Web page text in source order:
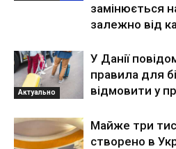
замінюється
залежно від
Актуально
У Данії
правила для
відмовити у
Майже три
створено в